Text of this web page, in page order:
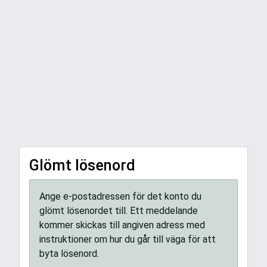
Glömt lösenord
Ange e-postadressen för det konto du
glömt lösenordet till. Ett meddelande
kommer skickas till angiven adress med
instruktioner om hur du går till väga för att
byta lösenord.